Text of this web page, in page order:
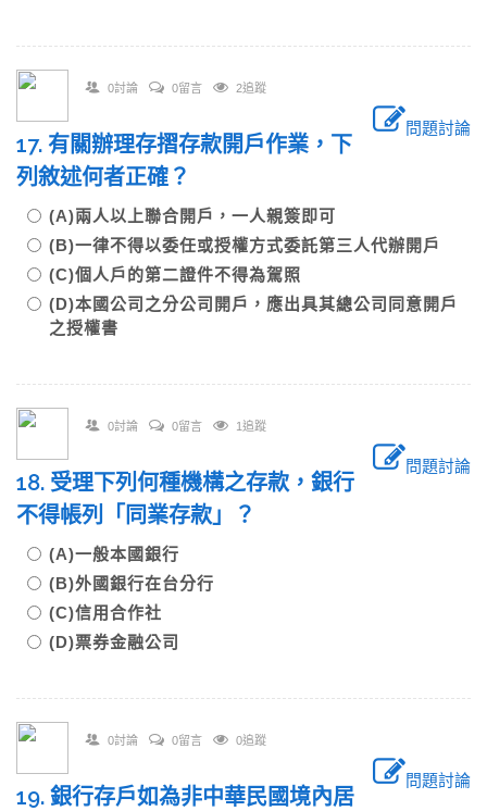
0討論 0留言 2追蹤
問題討論
17. 有關辦理存摺存款開戶作業，下
列敘述何者正確？
(A)兩人以上聯合開戶，一人親簽即可
(B)一律不得以委任或授權方式委託第三人代辦開戶
(C)個人戶的第二證件不得為駕照
(D)本國公司之分公司開戶，應出具其總公司同意開戶
之授權書
0討論 0留言 1追蹤
問題討論
18. 受理下列何種機構之存款，銀行
不得帳列「同業存款」？
(A)一般本國銀行
(B)外國銀行在台分行
(C)信用合作社
(D)票券金融公司
0討論 0留言 0追蹤
問題討論
19. 銀行存戶如為非中華民國境內居